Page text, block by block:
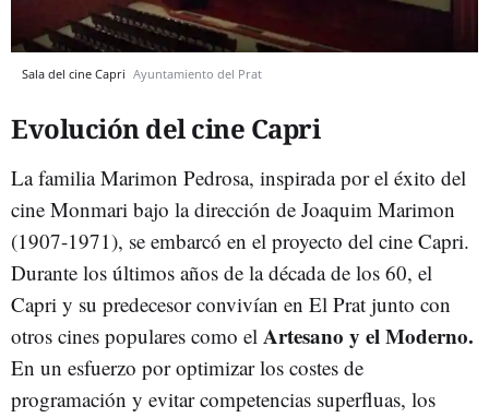
Sala del cine Capri Ayuntamiento del Prat
Evolución del cine Capri
La familia Marimon Pedrosa, inspirada por el éxito del
cine Monmari bajo la dirección de Joaquim Marimon
(1907-1971), se embarcó en el proyecto del cine Capri.
Durante los últimos años de la década de los 60, el
Capri y su predecesor convivían en El Prat junto con
otros cines populares como el Artesano y el Moderno.
En un esfuerzo por optimizar los costes de
programación y evitar competencias superfluas, los